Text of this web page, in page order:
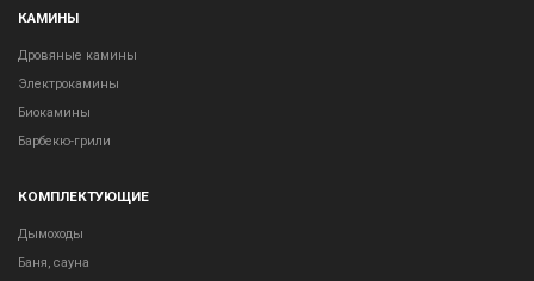
КАМИНЫ
Дровяные камины
Электрокамины
Биокамины
Барбекю-грили
КОМПЛЕКТУЮЩИЕ
Дымоходы
Баня, сауна